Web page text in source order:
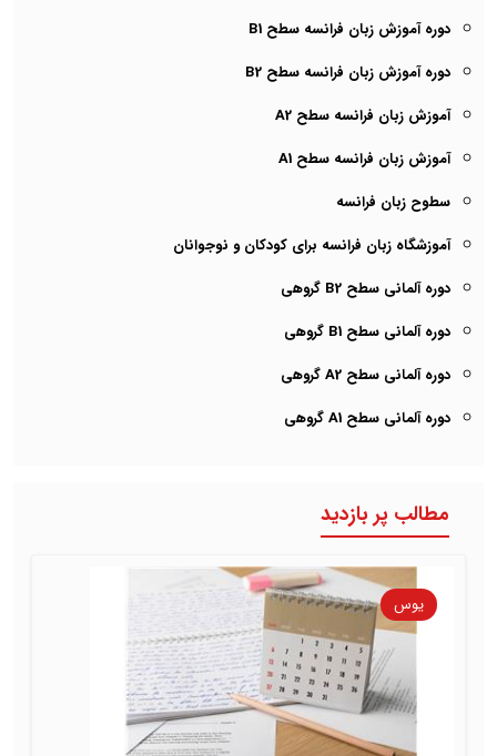
دوره آموزش زبان فرانسه سطح B1
دوره آموزش زبان فرانسه سطح B2
آموزش زبان فرانسه سطح A2
آموزش زبان فرانسه سطح A1
سطوح زبان فرانسه
آموزشگاه زبان فرانسه برای کودکان و نوجوانان
دوره آلمانی سطح B2 گروهی
دوره آلمانی سطح B1 گروهی
دوره آلمانی سطح A2 گروهی
دوره آلمانی سطح A1 گروهی
مطالب پر بازدید
یوس